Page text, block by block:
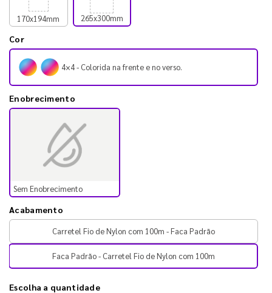
170x194mm 265x300mm
Cor
4×4 - Colorida na frente e no verso.
Enobrecimento
Sem Enobrecimento
Acabamento
Carretel Fio de Nylon com 100m - Faca Padrão
Faca Padrão - Carretel Fio de Nylon com 100m
Escolha a quantidade